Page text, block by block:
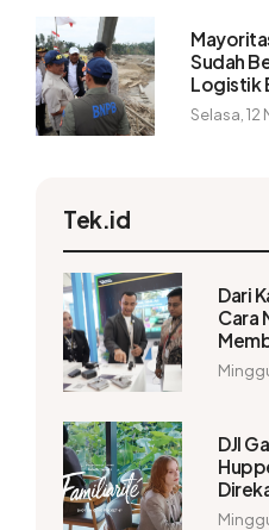
Sudah
Logistik
Selasa, 12
Tek.id
Dari
Cara
DJI